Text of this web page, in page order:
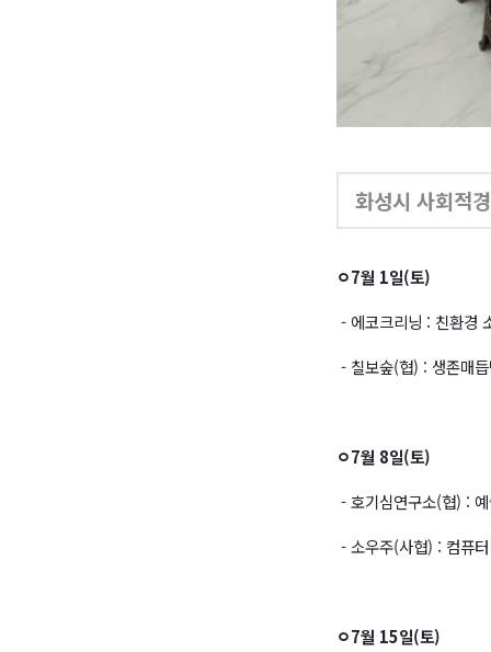
화성시 사회적
ㅇ7월 1일(토)
- 에코크리닝 : 친환경
- 칠보숲(협) : 생존매
ㅇ7월 8일(토)
- 호기심연구소(협) :
- 소우주(사협) : 컴퓨
ㅇ7월 15일(토)